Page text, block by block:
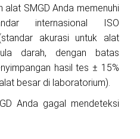
alat SMGD Anda memenuhi
internasional ISO
akurasi untuk alat
darah, dengan batas
hasil tes ± 15%
besar di laboratorium).
Anda gagal mendeteksi